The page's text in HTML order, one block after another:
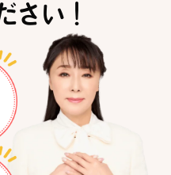
さい！